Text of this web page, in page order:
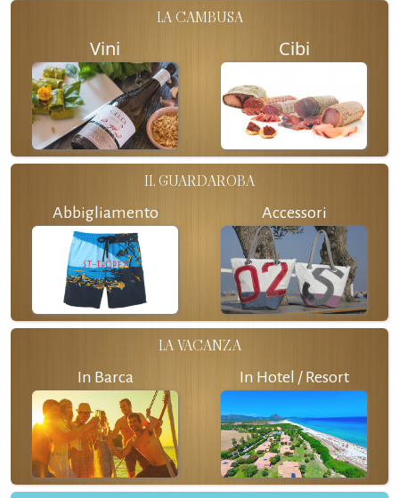
LA CAMBUSA
Vini Cibi
IL GUARDAROBA
Abbigliamento Accessori
LA VACANZA
In Barca In Hotel / Resort